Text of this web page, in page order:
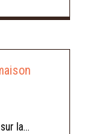
la...